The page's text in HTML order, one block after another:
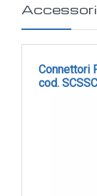
Accessori
Connettori
cod.
LUCE
MOVIMENTO
Sensori di
Sensori di